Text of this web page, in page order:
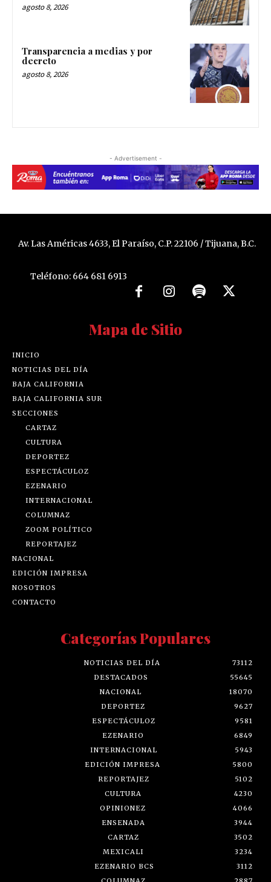
agosto 8, 2026
Transparencia a medias y por
decreto
agosto 8, 2026
- Advertisement -
Av. Las Américas 4633, El Paraíso, C.P. 22106 / Tijuana, B.C.
Teléfono: 664 681 6913
Mapa de Sitio
INICIO
NOTICIAS DEL DÍA
BAJA CALIFORNIA
BAJA CALIFORNIA SUR
SECCIONES
CARTAZ
CULTURA
DEPORTEZ
ESPECTÁCULOZ
EZENARIO
INTERNACIONAL
COLUMNAZ
ZOOM POLÍTICO
REPORTAJEZ
NACIONAL
EDICIÓN IMPRESA
NOSOTROS
CONTACTO
Categorías Populares
NOTICIAS DEL DÍA
73112
DESTACADOS
55645
NACIONAL
18070
DEPORTEZ
9627
ESPECTÁCULOZ
9581
EZENARIO
6849
INTERNACIONAL
5943
EDICIÓN IMPRESA
5800
REPORTAJEZ
5102
CULTURA
4230
OPINIONEZ
4066
ENSENADA
3944
CARTAZ
3502
MEXICALI
3234
EZENARIO BCS
3112